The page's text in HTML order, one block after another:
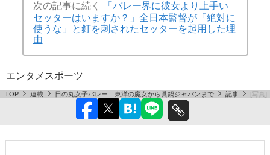
次の記事に続く
「バレー界に彼女より上手い
セッターはいますか？」全日本監督が「絶対に
使うな」と釘を刺されたセッターを起用した理
由
エンタメ スポーツ
TOP 連載 日の丸女子バレー 東洋の魔女から眞鍋ジャパンまで 記事 [写真]